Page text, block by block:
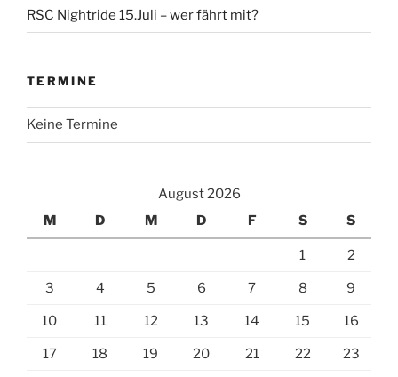
RSC Nightride 15.Juli – wer fährt mit?
TERMINE
Keine Termine
August 2026
M
D M D F S S
1 2
3 4 5 6 7 8 9
10 11 12 13 14 15 16
17 18 19 20 21 22 23